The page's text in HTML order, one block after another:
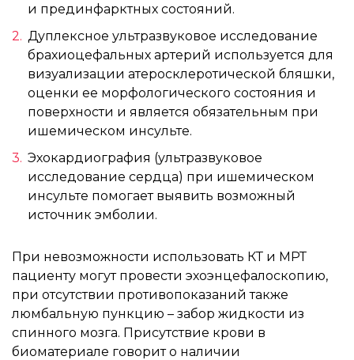
и прединфарктных состояний.
Дуплексное ультразвуковое исследование
брахиоцефальных артерий используется для
визуализации атеросклеротической бляшки,
оценки ее морфологического состояния и
поверхности и является обязательным при
ишемическом инсульте.
Эхокардиография (ультразвуковое
исследование сердца) при ишемическом
инсульте помогает выявить возможный
источник эмболии.
При невозможности использовать КТ и МРТ
пациенту могут провести эхоэнцефалоскопию,
при отсутствии противопоказаний также
люмбальную пункцию – забор жидкости из
спинного мозга. Присутствие крови в
биоматериале говорит о наличии